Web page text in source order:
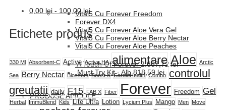
Vital5 Cu Forever Freedom
Forever DX4
Vital5 Cu Forever Aloe Vera Gel
Vital5 Cu Forever Aloe Berry Nectar
Vital5 Cu Forever Aloe Peaches
A Touch Of Forever 2.667,72lei
Must Try Kit - Alb 818,59 lei
PRODUSE APICOLE
0,00 lei - 100,00lei
Etichete produs
330 Ml Absorbent-C Active Active HA alimentare Aloe Arctic
Sea Berry Nectar Blossom Boost X CardioHealth Combo controlul
greutatii daily F15 FAB X Fiber Forever Freedom Gel
Herbal ImmuBlend Kids Lite Ultra Lotion Lycium Plus Mango Men Move